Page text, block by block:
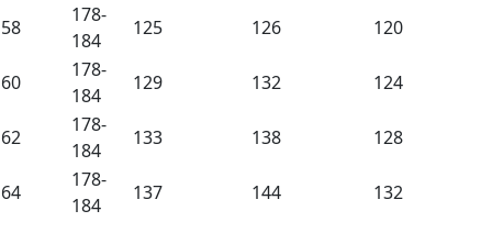
58
178-
184
125 126 120
60
178-
184
129 132 124
62
178-
184
133 138 128
64
178-
184
137 144 132